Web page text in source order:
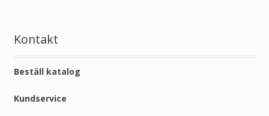
Kontakt
Beställ katalog
Kundservice